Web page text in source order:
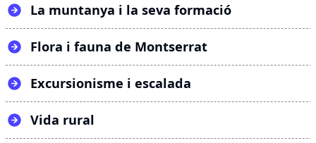
La muntanya i la seva formació
Flora i fauna de Montserrat
Excursionisme i escalada
Vida rural